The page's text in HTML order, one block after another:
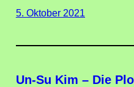
5. Oktober 2021
Un-Su Kim – Die